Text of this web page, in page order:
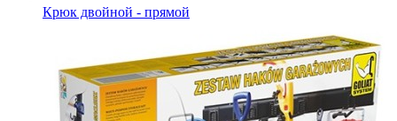
Крюк двойной - прямой